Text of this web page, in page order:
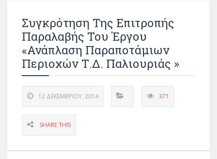
Συγκρότηση Της Επιτροπής
Παραλαβής Του Έργου
«Ανάπλαση Παραποτάμιων
Περιοχών Τ.Δ. Παλιουριάς »
12 ΔΕΚΕΜΒΡΊΟΥ, 2014 371
SHARE THIS